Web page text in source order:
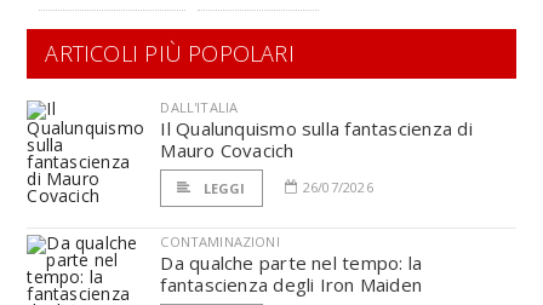
ARTICOLI PIÙ POPOLARI
DALL'ITALIA
Il Qualunquismo sulla fantascienza di
Mauro Covacich
LEGGI 26/07/2026
CONTAMINAZIONI
Da qualche parte nel tempo: la
fantascienza degli Iron Maiden